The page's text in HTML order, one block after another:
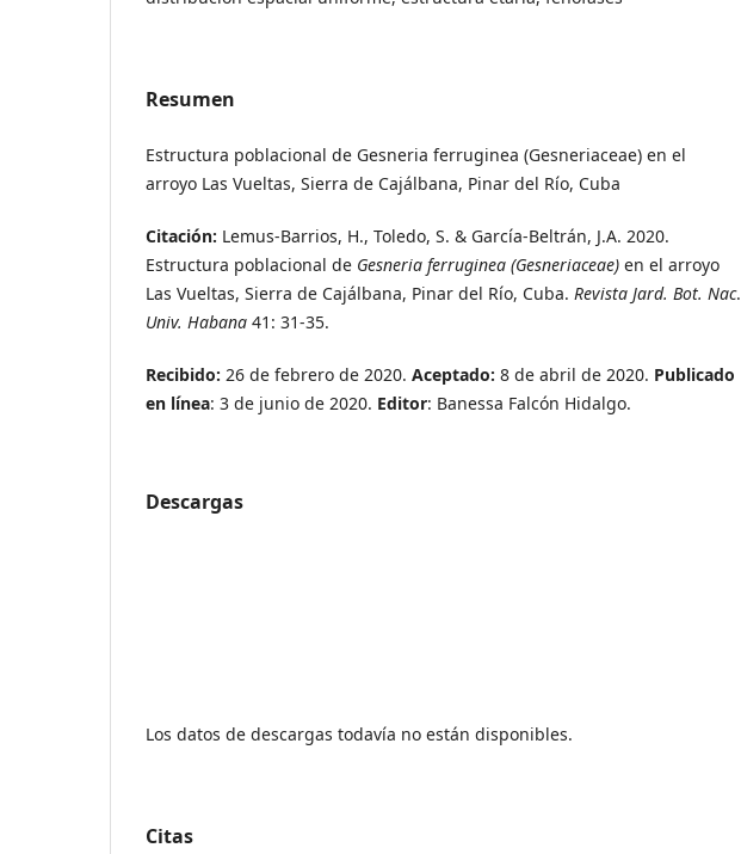
Resumen
Estructura poblacional de Gesneria ferruginea (Gesneriaceae) en el
arroyo Las Vueltas, Sierra de Cajálbana, Pinar del Río, Cuba
Citación: Lemus-Barrios, H., Toledo, S. & García-Beltrán, J.A. 2020.
Estructura poblacional de Gesneria ferruginea (Gesneriaceae) en el arroyo
Las Vueltas, Sierra de Cajálbana, Pinar del Río, Cuba. Revista Jard. Bot. Nac.
Univ. Habana 41: 31-35.
Recibido: 26 de febrero de 2020. Aceptado: 8 de abril de 2020. Publicado
en línea: 3 de junio de 2020. Editor: Banessa Falcón Hidalgo.
Descargas
Los datos de descargas todavía no están disponibles.
Citas